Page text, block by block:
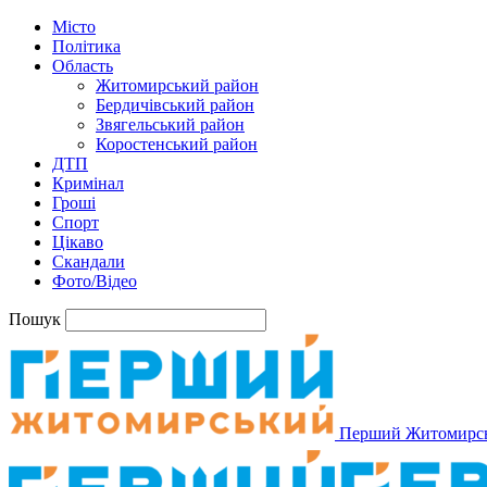
Місто
Політика
Область
Житомирський район
Бердичівський район
Звягельський район
Коростенський район
ДТП
Кримінал
Гроші
Спорт
Цікаво
Скандали
Фото/Відео
Пошук
Перший